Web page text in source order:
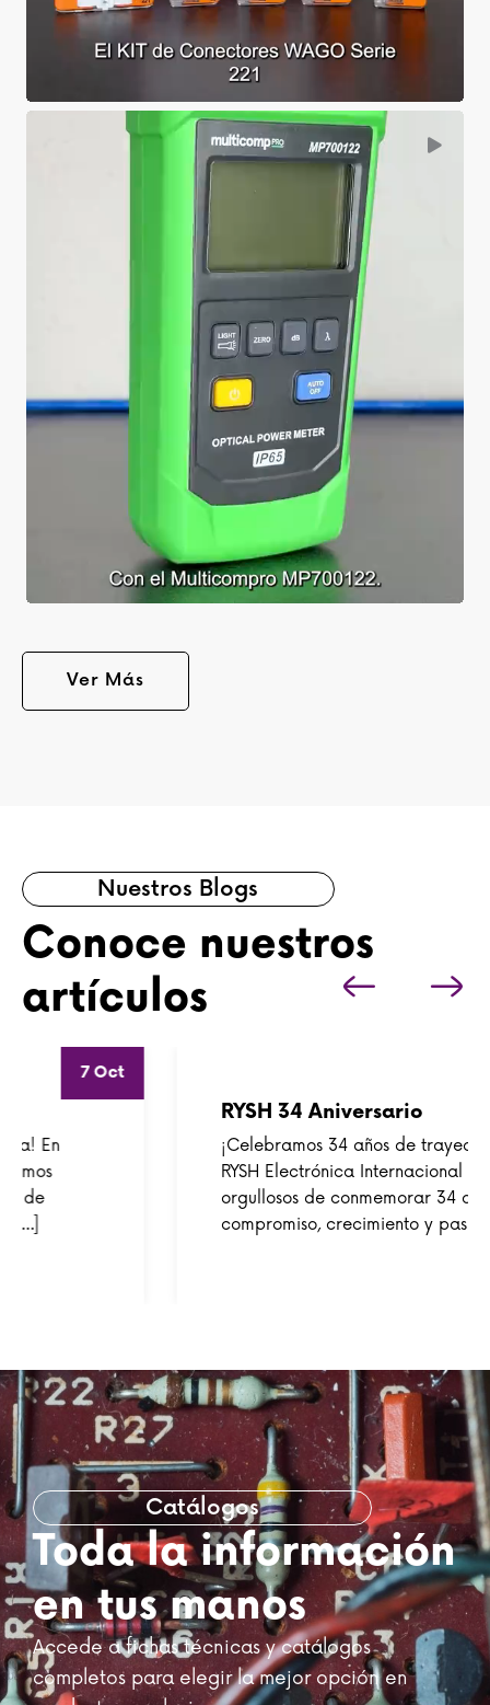
Ver Más
Nuestros Blogs
Conoce nuestros
artículos
RYSH 34 Aniversario
¡Celebramos 34 años de trayectoria! En
RYSH Electrónica Internacional estamos
orgullosos de conmemorar 34 años de
compromiso, crecimiento y pasión […]
Catálogos
Toda la información
en tus manos
Accede a fichas técnicas y catálogos
completos para elegir la mejor opción en